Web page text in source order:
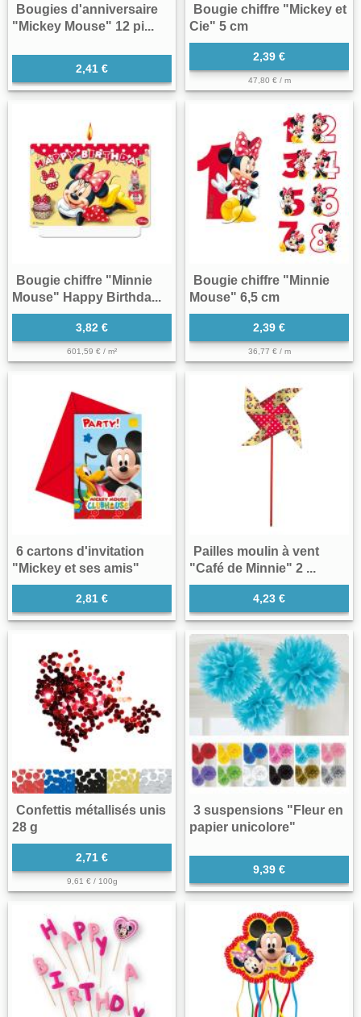
Bougies d'anniversaire
"Mickey Mouse" 12 pi...
2,41 €
Bougie chiffre "Mickey et
Cie" 5 cm
2,39 €
47,80 € / m
Bougie chiffre "Minnie
Mouse" Happy Birthda...
3,82 €
601,59 € / m²
Bougie chiffre "Minnie
Mouse" 6,5 cm
2,39 €
36,77 € / m
6 cartons d'invitation
"Mickey et ses amis"
2,81 €
Pailles moulin à vent
"Café de Minnie" 2 ...
4,23 €
Confettis métallisés unis
28 g
2,71 €
9,61 € / 100g
3 suspensions "Fleur en
papier unicolore"
9,39 €